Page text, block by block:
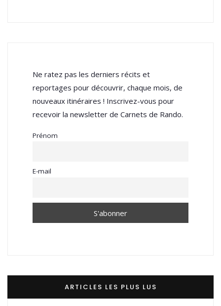
Ne ratez pas les derniers récits et
reportages pour découvrir, chaque mois, de
nouveaux itinéraires ! Inscrivez-vous pour
recevoir la newsletter de Carnets de Rando.
Prénom
E-mail
ARTICLES LES PLUS LUS